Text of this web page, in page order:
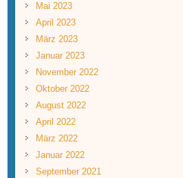
Mai 2023
April 2023
März 2023
Januar 2023
November 2022
Oktober 2022
August 2022
April 2022
März 2022
Januar 2022
September 2021